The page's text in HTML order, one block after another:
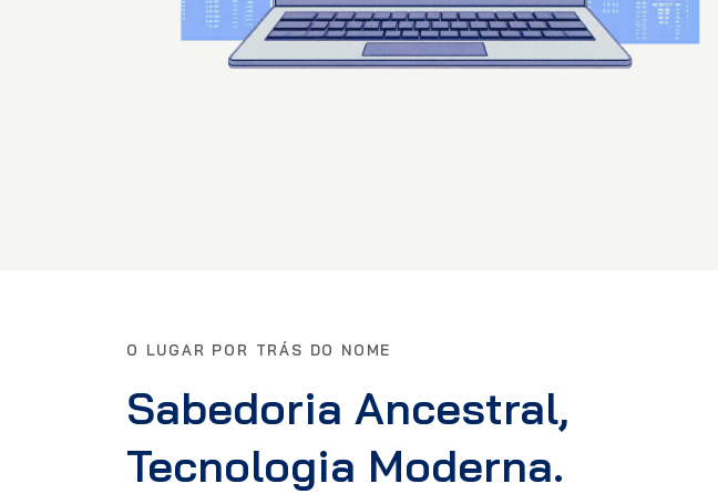
O LUGAR POR TRÁS DO NOME
Sabedoria Ancestral,
Tecnologia Moderna.